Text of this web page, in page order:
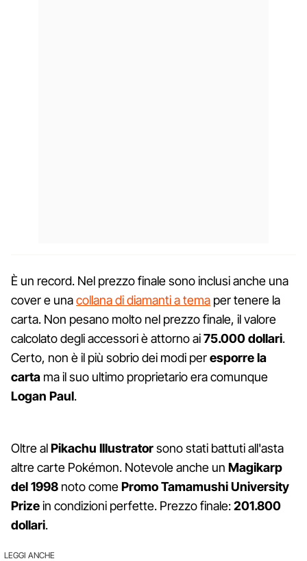
È un record. Nel prezzo finale sono inclusi anche una
cover e unacollana di diamanti a tema per tenere la
carta. Non pesano molto nel prezzo finale, il valore
calcolato degli accessori è attorno ai75.000 dollari.
Certo, non è il più sobrio dei modi peresporre la
carta ma il suo ultimo proprietario era comunque
Logan Paul.
Oltre alPikachu Illustratorsono stati battuti all'asta
altre carte Pokémon. Notevole anche un Magikarp
del 1998 noto comePromo Tamamushi University
Prizein condizioni perfette. Prezzo finale:201.800
dollari.
LEGGI ANCHE